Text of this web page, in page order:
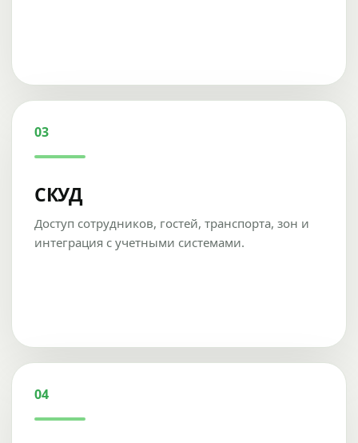
03
СКУД
Доступ сотрудников, гостей, транспорта, зон и
интеграция с учетными системами.
04